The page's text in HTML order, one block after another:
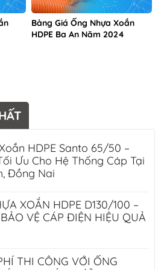
Bảng Giá Ống Nhựa Xoắn
HDPE Ba An Năm 2024
HDPE Santo 65/50 –
Ưu Cho Hệ Thống Cáp Tại
Đồng Nai
XOẮN HDPE D130/100 –
VỆ CÁP ĐIỆN HIỆU QUẢ
THI CÔNG VỚI ỐNG